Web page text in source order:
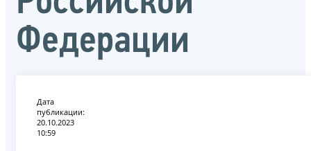
Федерации
Дата
публикации:
20.10.2023
10:59